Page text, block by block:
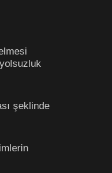
şeklinde